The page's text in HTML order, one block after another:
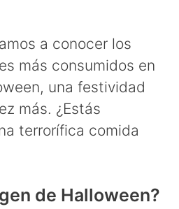
a conocer los
más consumidos en
una festividad
más. ¿Estás
terrorífica comida
de Halloween?